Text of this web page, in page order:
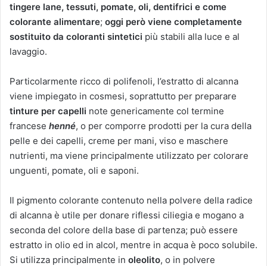
tingere lane, tessuti, pomate, oli, dentifrici e come
colorante alimentare; oggi però viene completamente
sostituito da coloranti sintetici più stabili alla luce e al
lavaggio.
Particolarmente ricco di polifenoli, l’estratto di alcanna
viene impiegato in cosmesi, soprattutto per preparare
tinture per capelli note genericamente col termine
francese henné, o per comporre prodotti per la cura della
pelle e dei capelli, creme per mani, viso e maschere
nutrienti, ma viene principalmente utilizzato per colorare
unguenti, pomate, oli e saponi.
Il pigmento colorante contenuto nella polvere della radice
di alcanna è utile per donare riflessi ciliegia e mogano a
seconda del colore della base di partenza; può essere
estratto in olio ed in alcol, mentre in acqua è poco solubile.
Si utilizza principalmente in oleolito, o in polvere